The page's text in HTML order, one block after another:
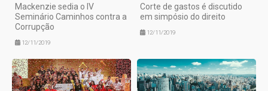
Mackenzie sedia o IV
Seminário Caminhos contra a
Corrupção
12/11/2019
Corte de gastos é discutido
em simpósio do direito
12/11/2019